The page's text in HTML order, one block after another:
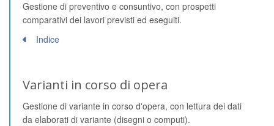
Gestione di preventivo e consuntivo, con prospetti
comparativi dei lavori previsti ed eseguiti.
Indice
Varianti in corso di opera
Gestione di variante in corso d'opera, con lettura dei dati
da elaborati di variante (disegni o computi).